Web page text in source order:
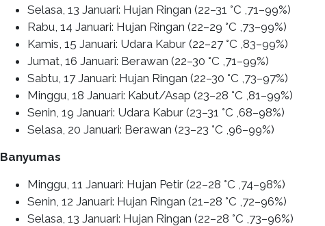
Selasa, 13 Januari: Hujan Ringan (22–31 °C ,71–99%)
Rabu, 14 Januari: Hujan Ringan (22–29 °C ,73–99%)
Kamis, 15 Januari: Udara Kabur (22–27 °C ,83–99%)
Jumat, 16 Januari: Berawan (22–30 °C ,71–99%)
Sabtu, 17 Januari: Hujan Ringan (22–30 °C ,73–97%)
Minggu, 18 Januari: Kabut/Asap (23–28 °C ,81–99%)
Senin, 19 Januari: Udara Kabur (23–31 °C ,68–98%)
Selasa, 20 Januari: Berawan (23–23 °C ,96–99%)
Banyumas
Minggu, 11 Januari: Hujan Petir (22–28 °C ,74–98%)
Senin, 12 Januari: Hujan Ringan (21–28 °C ,72–96%)
Selasa, 13 Januari: Hujan Ringan (22–28 °C ,73–96%)